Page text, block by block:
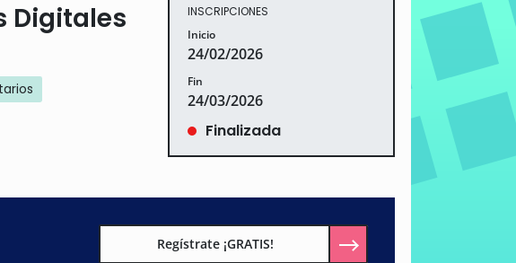
Digitales
INSCRIPCIONES
Inicio
24/02/2026
Fin
24/03/2026
Finalizada
Regístrate ¡GRATIS!